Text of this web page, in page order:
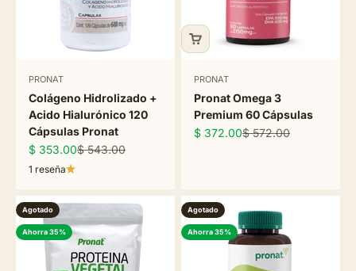
PRONAT
Colágeno Hidrolizado +
Acido Hialurónico 120
Cápsulas Pronat
Precio de oferta
$ 353.00Precio normal
$ 543.00
1 reseña
PRONAT
Pronat Omega 3
Premium 60 Cápsulas
Precio de oferta
$ 372.00Precio normal
$ 572.00
Agotado
Ahorra 35%
Agotado
Ahorra 35%